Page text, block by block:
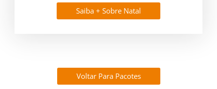
Saiba + Sobre Natal
Voltar Para Pacotes